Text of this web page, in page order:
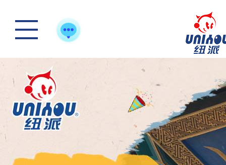
怎么样选一款合适
快来“静一静”，